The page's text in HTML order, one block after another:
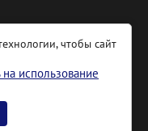
чтобы сайт
использование